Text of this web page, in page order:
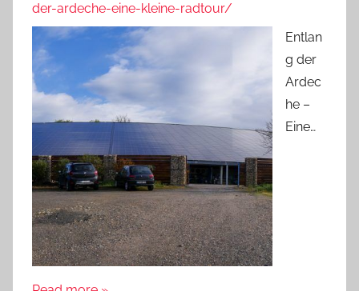
der-ardeche-eine-kleine-radtour/
Entlan
g der
Ardec
he –
Eine…